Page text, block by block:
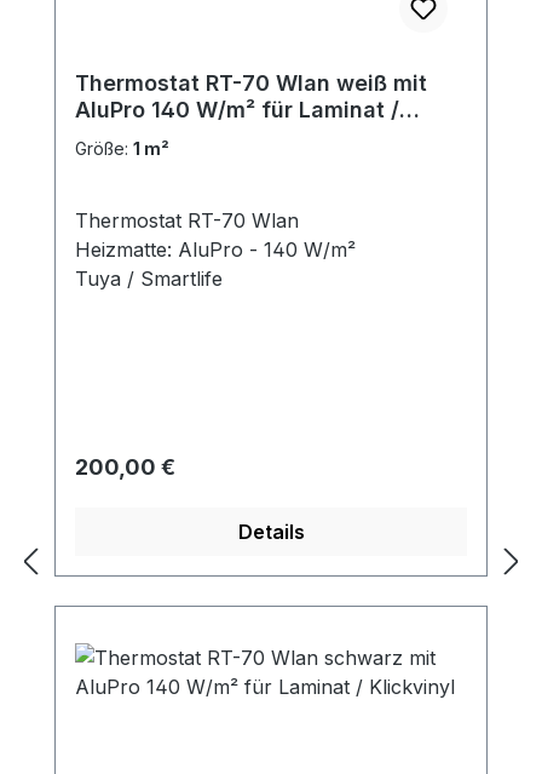
Thermostat RT-70 Wlan weiß mit
AluPro 140 W/m² für Laminat /
Klickvinyl
Größe: 1 m²
Thermostat RT-70 Wlan
Heizmatte: AluPro - 140 W/m²
Tuya / Smartlife
Regulärer Preis:
200,00 €
Details